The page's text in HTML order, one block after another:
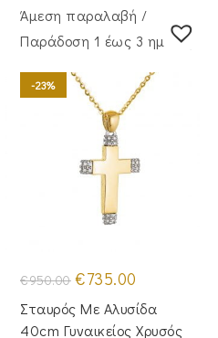
Άμεση παραλαβή /
Παράδoση 1 έως 3 ημέρες
-23%
€950.00 Original
price
was:
€950.00.
€735.00
τιμή
είναι:
€735.00.
Σταυρός Με Αλυσίδα
40cm Γυναικείος Χρυσός